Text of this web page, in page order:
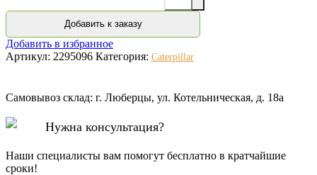
Добавить к заказу
Добавить в избранное
Артикул: 2295096 Категория: Caterpillar
Самовывоз склад: г. Люберцы, ул. Котельническая, д. 18а
Нужна консультация?
Наши специалисты вам помогут бесплатно в кратчайшие
сроки!